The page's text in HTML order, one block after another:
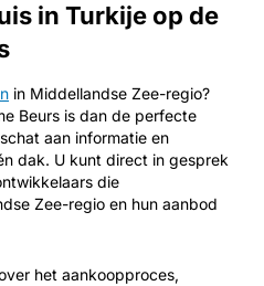
in Turkije op de
in Middellandse Zee-regio?
Beurs is dan de perfecte
aan informatie en
dak. U kunt direct in gesprek
die
Zee-regio en hun aanbod
het aankoopproces,